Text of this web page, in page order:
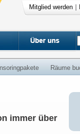
Mitglied werden
Räume
immer über